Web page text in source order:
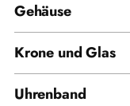
Gehäuse
Krone und Glas
Uhrenband